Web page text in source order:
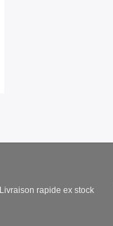
Livraison rapide ex stock